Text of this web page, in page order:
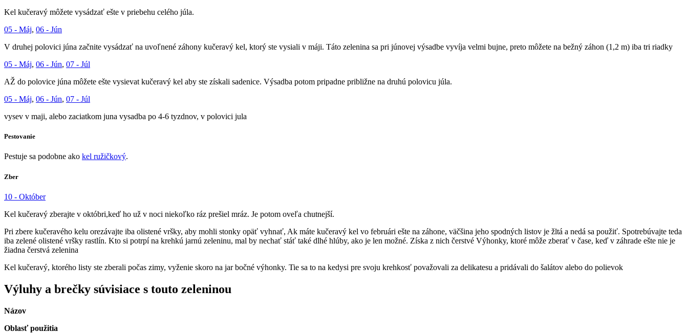
Kel kučeravý môžete vysádzať ešte v priebehu celého júla.
05 - Máj, 06 - Jún
V druhej polovici júna začnite vysádzať na uvoľnené záhony kučeravý kel, ktorý ste vysiali v máji. Táto zelenina sa pri júnovej výsadbe vyvíja velmi bujne, preto môžete na bežný záhon (1,2 m) iba tri riadky
05 - Máj, 06 - Jún, 07 - Júl
AŽ do polovice júna môžete ešte vysievat kučeravý kel aby ste získali sadenice. Výsadba potom pripadne približne na druhú polovicu júla.
05 - Máj, 06 - Jún, 07 - Júl
vysev v maji, alebo zaciatkom juna vysadba po 4-6 tyzdnov, v polovici jula
Pestovanie
Pestuje sa podobne ako kel ružičkový.
Zber
10 - Október
Kel kučeravý zberajte v októbri,keď ho už v noci niekoľko ráz prešiel mráz. Je potom oveľa chutnejší.
Pri zbere kučeravého kelu orezávajte iba olistené vršky, aby mohli stonky opäť vyhnať, Ak máte kučeravý kel vo februári ešte na záhone, väčšina jeho spodných listov je žltá a nedá sa použiť. Spotrebúvajte teda
iba zelené olistené vršky rastlín. Kto si potrpí na krehkú jarnú zeleninu, mal by nechať stáť také dlhé hlúby, ako je len možné. Získa z nich čerstvé Výhonky, ktoré môže zberať v čase, keď v záhrade ešte nie je
žiadna čerstvá zelenina
Kel kučeravý, ktorého listy ste zberali počas zimy, vyženie skoro na jar bočné výhonky. Tie sa to na kedysi pre svoju krehkosť považovali za delikatesu a pridávali do šalátov alebo do polievok
Výluhy a brečky súvisiace s touto zeleninou
Názov
Oblasť použitia